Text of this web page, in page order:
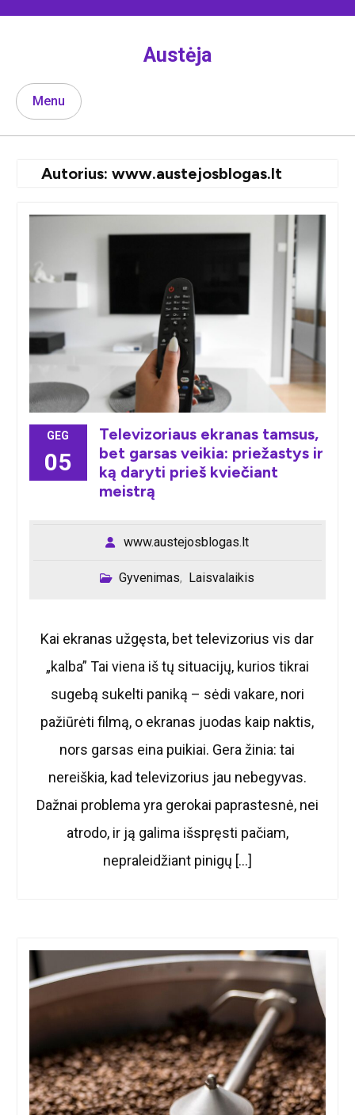
Austėja
Menu
Autorius: www.austejosblogas.lt
GEG
05
Televizoriaus ekranas tamsus,
bet garsas veikia: priežastys ir
ką daryti prieš kviečiant
meistrą
www.austejosblogas.lt
Gyvenimas, Laisvalaikis
Kai ekranas užgęsta, bet televizorius vis dar
„kalba” Tai viena iš tų situacijų, kurios tikrai
sugebą sukelti paniką – sėdi vakare, nori
pažiūrėti filmą, o ekranas juodas kaip naktis,
nors garsas eina puikiai. Gera žinia: tai
nereiškia, kad televizorius jau nebegyvas.
Dažnai problema yra gerokai paprastesnė, nei
atrodo, ir ją galima išspręsti pačiam,
nepraleidžiant pinigų […]